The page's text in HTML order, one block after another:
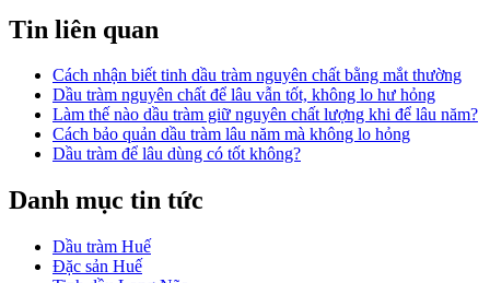
Tin liên quan
Cách nhận biết tinh dầu tràm nguyên chất bằng mắt thường
Dầu tràm nguyên chất để lâu vẫn tốt, không lo hư hỏng
Làm thế nào dầu tràm giữ nguyên chất lượng khi để lâu năm?
Cách bảo quản dầu tràm lâu năm mà không lo hỏng
Dầu tràm để lâu dùng có tốt không?
Danh mục tin tức
Dầu tràm Huế
Đặc sản Huế